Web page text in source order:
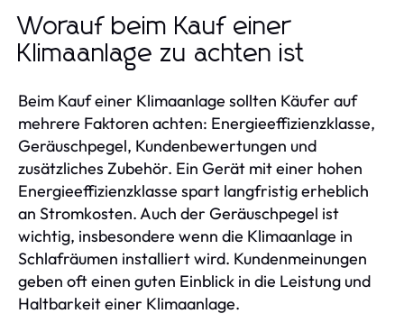
Worauf beim Kauf einer
Klimaanlage zu achten ist
Beim Kauf einer Klimaanlage sollten Käufer auf
mehrere Faktoren achten: Energieeffizienzklasse,
Geräuschpegel, Kundenbewertungen und
zusätzliches Zubehör. Ein Gerät mit einer hohen
Energieeffizienzklasse spart langfristig erheblich
an Stromkosten. Auch der Geräuschpegel ist
wichtig, insbesondere wenn die Klimaanlage in
Schlafräumen installiert wird. Kundenmeinungen
geben oft einen guten Einblick in die Leistung und
Haltbarkeit einer Klimaanlage.